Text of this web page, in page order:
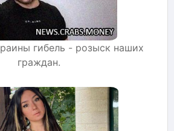
гибель - розыск наших
граждан.